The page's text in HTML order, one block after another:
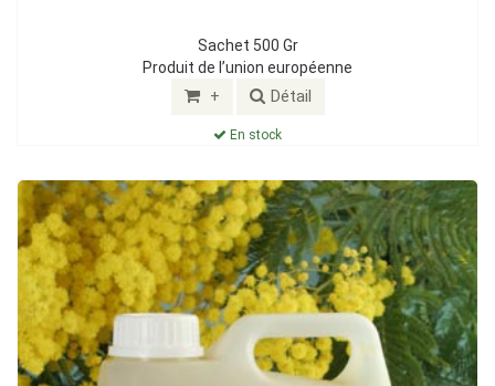
Sachet 500 Gr
Produit de l’union européenne
+ Détail
En stock